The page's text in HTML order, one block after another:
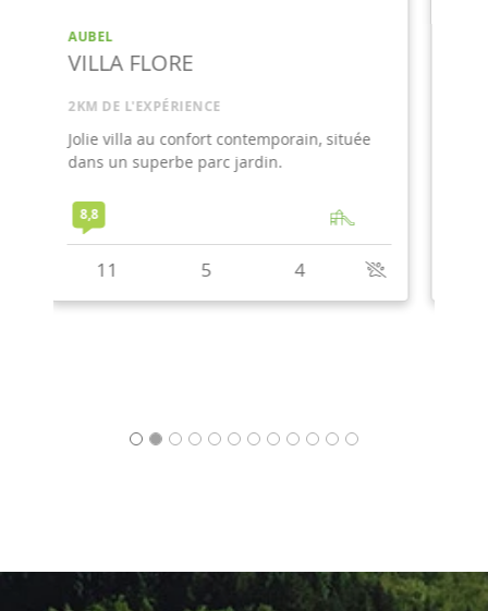
AUBEL
O'MÉRIQUE
3KM DE L'EXPÉRIENCE
Une villa sophistiquée et décorée avec
élégance, dans un environnement paisible.
9,3
12